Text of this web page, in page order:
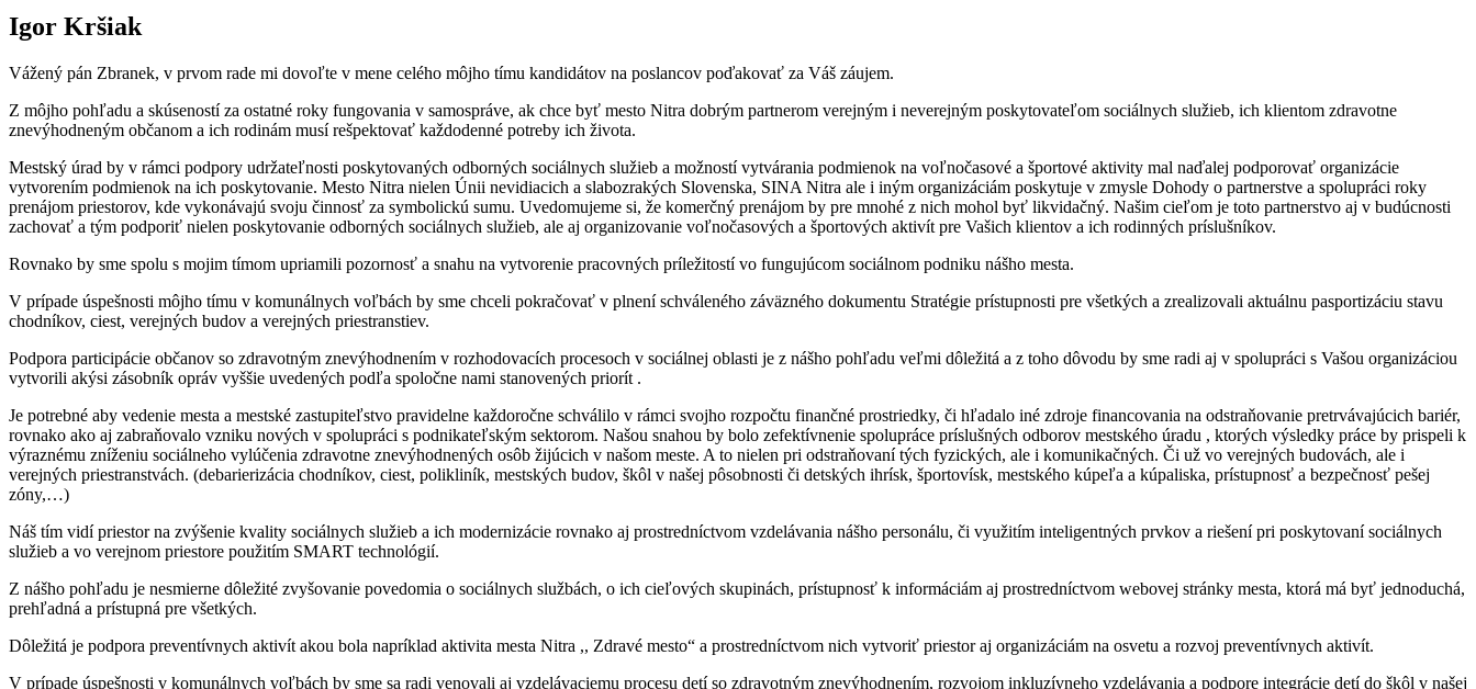
Igor Kršiak
Vážený pán Zbranek, v prvom rade mi dovoľte v mene celého môjho tímu kandidátov na poslancov poďakovať za Váš záujem.
Z môjho pohľadu a skúseností za ostatné roky fungovania v samospráve, ak chce byť mesto Nitra dobrým partnerom verejným i neverejným poskytovateľom sociálnych služieb, ich klientom zdravotne
znevýhodneným občanom a ich rodinám musí rešpektovať každodenné potreby ich života.
Mestský úrad by v rámci podpory udržateľnosti poskytovaných odborných sociálnych služieb a možností vytvárania podmienok na voľnočasové a športové aktivity mal naďalej podporovať organizácie
vytvorením podmienok na ich poskytovanie. Mesto Nitra nielen Únii nevidiacich a slabozrakých Slovenska, SINA Nitra ale i iným organizáciám poskytuje v zmysle Dohody o partnerstve a spolupráci roky
prenájom priestorov, kde vykonávajú svoju činnosť za symbolickú sumu. Uvedomujeme si, že komerčný prenájom by pre mnohé z nich mohol byť likvidačný. Našim cieľom je toto partnerstvo aj v budúcnosti
zachovať a tým podporiť nielen poskytovanie odborných sociálnych služieb, ale aj organizovanie voľnočasových a športových aktivít pre Vašich klientov a ich rodinných príslušníkov.
Rovnako by sme spolu s mojim tímom upriamili pozornosť a snahu na vytvorenie pracovných príležitostí vo fungujúcom sociálnom podniku nášho mesta.
V prípade úspešnosti môjho tímu v komunálnych voľbách by sme chceli pokračovať v plnení schváleného záväzného dokumentu Stratégie prístupnosti pre všetkých a zrealizovali aktuálnu pasportizáciu stavu
chodníkov, ciest, verejných budov a verejných priestranstiev.
Podpora participácie občanov so zdravotným znevýhodnením v rozhodovacích procesoch v sociálnej oblasti je z nášho pohľadu veľmi dôležitá a z toho dôvodu by sme radi aj v spolupráci s Vašou organizáciou
vytvorili akýsi zásobník opráv vyššie uvedených podľa spoločne nami stanovených priorít .
Je potrebné aby vedenie mesta a mestské zastupiteľstvo pravidelne každoročne schválilo v rámci svojho rozpočtu finančné prostriedky, či hľadalo iné zdroje financovania na odstraňovanie pretrvávajúcich bariér,
rovnako ako aj zabraňovalo vzniku nových v spolupráci s podnikateľským sektorom. Našou snahou by bolo zefektívnenie spolupráce príslušných odborov mestského úradu , ktorých výsledky práce by prispeli k
výraznému zníženiu sociálneho vylúčenia zdravotne znevýhodnených osôb žijúcich v našom meste. A to nielen pri odstraňovaní tých fyzických, ale i komunikačných. Či už vo verejných budovách, ale i
verejných priestranstvách. (debarierizácia chodníkov, ciest, polikliník, mestských budov, škôl v našej pôsobnosti či detských ihrísk, športovísk, mestského kúpeľa a kúpaliska, prístupnosť a bezpečnosť pešej
zóny,…)
Náš tím vidí priestor na zvýšenie kvality sociálnych služieb a ich modernizácie rovnako aj prostredníctvom vzdelávania nášho personálu, či využitím inteligentných prvkov a riešení pri poskytovaní sociálnych
služieb a vo verejnom priestore použitím SMART technológií.
Z nášho pohľadu je nesmierne dôležité zvyšovanie povedomia o sociálnych službách, o ich cieľových skupinách, prístupnosť k informáciám aj prostredníctvom webovej stránky mesta, ktorá má byť jednoduchá,
prehľadná a prístupná pre všetkých.
Dôležitá je podpora preventívnych aktivít akou bola napríklad aktivita mesta Nitra ,, Zdravé mesto“ a prostredníctvom nich vytvoriť priestor aj organizáciám na osvetu a rozvoj preventívnych aktivít.
V prípade úspešnosti v komunálnych voľbách by sme sa radi venovali aj vzdelávaciemu procesu detí so zdravotným znevýhodnením, rozvojom inkluzívneho vzdelávania a podpore integrácie detí do škôl v našej